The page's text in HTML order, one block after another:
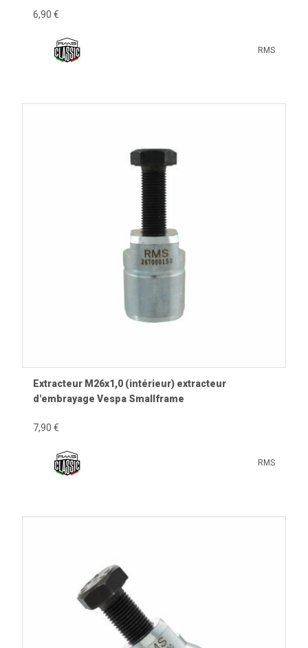
6,90 €
RMS
Extracteur M26x1,0 (intérieur) extracteur
d'embrayage Vespa Smallframe
7,90 €
RMS